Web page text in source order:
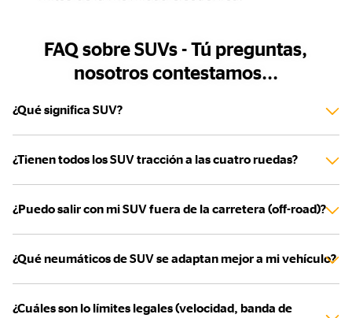
FAQ sobre SUVs - Tú preguntas,
nosotros contestamos...
¿Qué significa SUV?
¿Tienen todos los SUV tracción a las cuatro ruedas?
¿Puedo salir con mi SUV fuera de la carretera (off-road)?
¿Qué neumáticos de SUV se adaptan mejor a mi vehículo?
¿Cuáles son lo límites legales (velocidad, banda de